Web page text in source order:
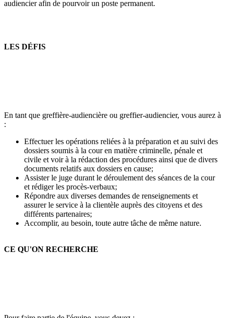
audiencier afin de pourvoir un poste permanent.
LES DÉFIS
En tant que greffière-audiencière ou greffier-audiencier, vous aurez à
:
Effectuer les opérations reliées à la préparation et au suivi des
dossiers soumis à la cour en matière criminelle, pénale et
civile et voir à la rédaction des procédures ainsi que de divers
documents relatifs aux dossiers en cause;
Assister le juge durant le déroulement des séances de la cour
et rédiger les procès-verbaux;
Répondre aux diverses demandes de renseignements et
assurer le service à la clientèle auprès des citoyens et des
différents partenaires;
Accomplir, au besoin, toute autre tâche de même nature.
CE QU'ON RECHERCHE